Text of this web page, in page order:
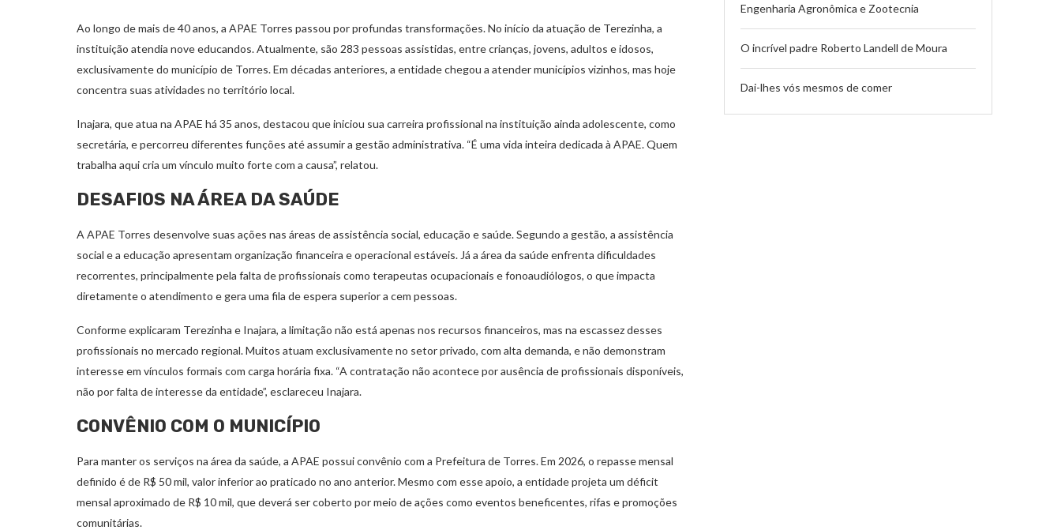
Ao longo de mais de 40 anos, a APAE Torres passou por profundas transformações. No início da atuação de Terezinha, a
instituição atendia nove educandos. Atualmente, são 283 pessoas assistidas, entre crianças, jovens, adultos e idosos,
exclusivamente do município de Torres. Em décadas anteriores, a entidade chegou a atender municípios vizinhos, mas hoje
concentra suas atividades no território local.
Inajara, que atua na APAE há 35 anos, destacou que iniciou sua carreira profissional na instituição ainda adolescente, como
secretária, e percorreu diferentes funções até assumir a gestão administrativa. “É uma vida inteira dedicada à APAE. Quem
trabalha aqui cria um vínculo muito forte com a causa”, relatou.
DESAFIOS NA ÁREA DA SAÚDE
A APAE Torres desenvolve suas ações nas áreas de assistência social, educação e saúde. Segundo a gestão, a assistência
social e a educação apresentam organização financeira e operacional estáveis. Já a área da saúde enfrenta dificuldades
recorrentes, principalmente pela falta de profissionais como terapeutas ocupacionais e fonoaudiólogos, o que impacta
diretamente o atendimento e gera uma fila de espera superior a cem pessoas.
Conforme explicaram Terezinha e Inajara, a limitação não está apenas nos recursos financeiros, mas na escassez desses
profissionais no mercado regional. Muitos atuam exclusivamente no setor privado, com alta demanda, e não demonstram
interesse em vínculos formais com carga horária fixa. “A contratação não acontece por ausência de profissionais disponíveis,
não por falta de interesse da entidade”, esclareceu Inajara.
CONVÊNIO COM O MUNICÍPIO
Para manter os serviços na área da saúde, a APAE possui convênio com a Prefeitura de Torres. Em 2026, o repasse mensal
definido é de R$ 50 mil, valor inferior ao praticado no ano anterior. Mesmo com esse apoio, a entidade projeta um déficit
mensal aproximado de R$ 10 mil, que deverá ser coberto por meio de ações como eventos beneficentes, rifas e promoções
comunitárias.
Engenharia Agronômica e Zootecnia
O incrível padre Roberto Landell de Moura
Dai-lhes vós mesmos de comer